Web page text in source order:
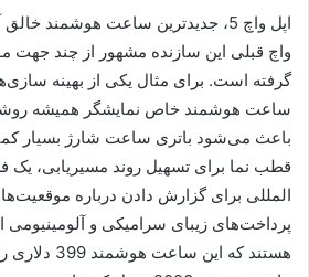
اپل واچ 5، جدیدترین ساعت هوشمند
واچ قبلی این سازنده مشهور از چند جهت
گرفته است. برای مثال یکی از بهینه
ساعت هوشمند خاص نمایشگر همیشه
باعث می‌شود باتری ساعت شارژ بسیار
المللی برای گزارش دادن درباره
پرداخت‌های زیبای سرامیکی و آلومینیومی
هستند که این